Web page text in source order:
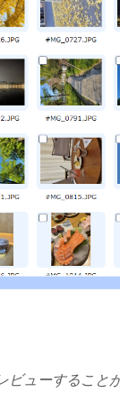
ビューすること